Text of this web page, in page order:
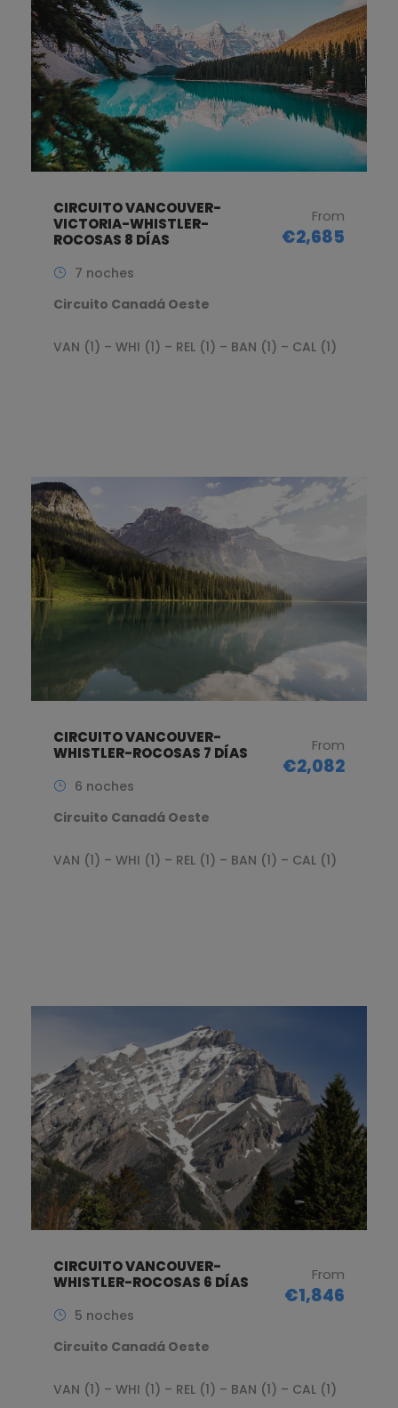
CIRCUITO VANCOUVER-
VICTORIA-WHISTLER-
ROCOSAS 8 DÍAS
From
€2,685
7 noches
Circuito Canadá Oeste
VAN (1) – WHI (1) – REL (1) – BAN (1) – CAL (1)
CIRCUITO VANCOUVER-
WHISTLER-ROCOSAS 7 DÍAS
From
€2,082
6 noches
Circuito Canadá Oeste
VAN (1) – WHI (1) – REL (1) – BAN (1) – CAL (1)
CIRCUITO VANCOUVER-
WHISTLER-ROCOSAS 6 DÍAS
From
€1,846
5 noches
Circuito Canadá Oeste
VAN (1) – WHI (1) – REL (1) – BAN (1) – CAL (1)